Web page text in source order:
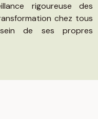
rigoureuse des
chez tous
de ses propres